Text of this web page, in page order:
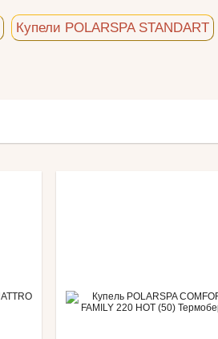
Купели POLARSPA STANDART